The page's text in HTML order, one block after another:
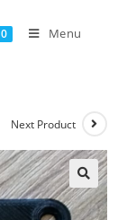
0 Menu
Next Product